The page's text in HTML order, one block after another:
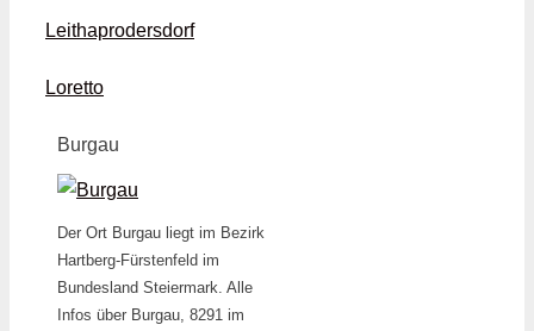
Leithaprodersdorf
Loretto
Burgau
Der Ort Burgau liegt im Bezirk
Hartberg-Fürstenfeld im
Bundesland Steiermark. Alle
Infos über Burgau, 8291 im